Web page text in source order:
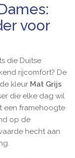
voor
die Duitse
rijcomfort? De
kleur Mat Grijs
die elke dag wil
een framehoogte
op de
hecht aan